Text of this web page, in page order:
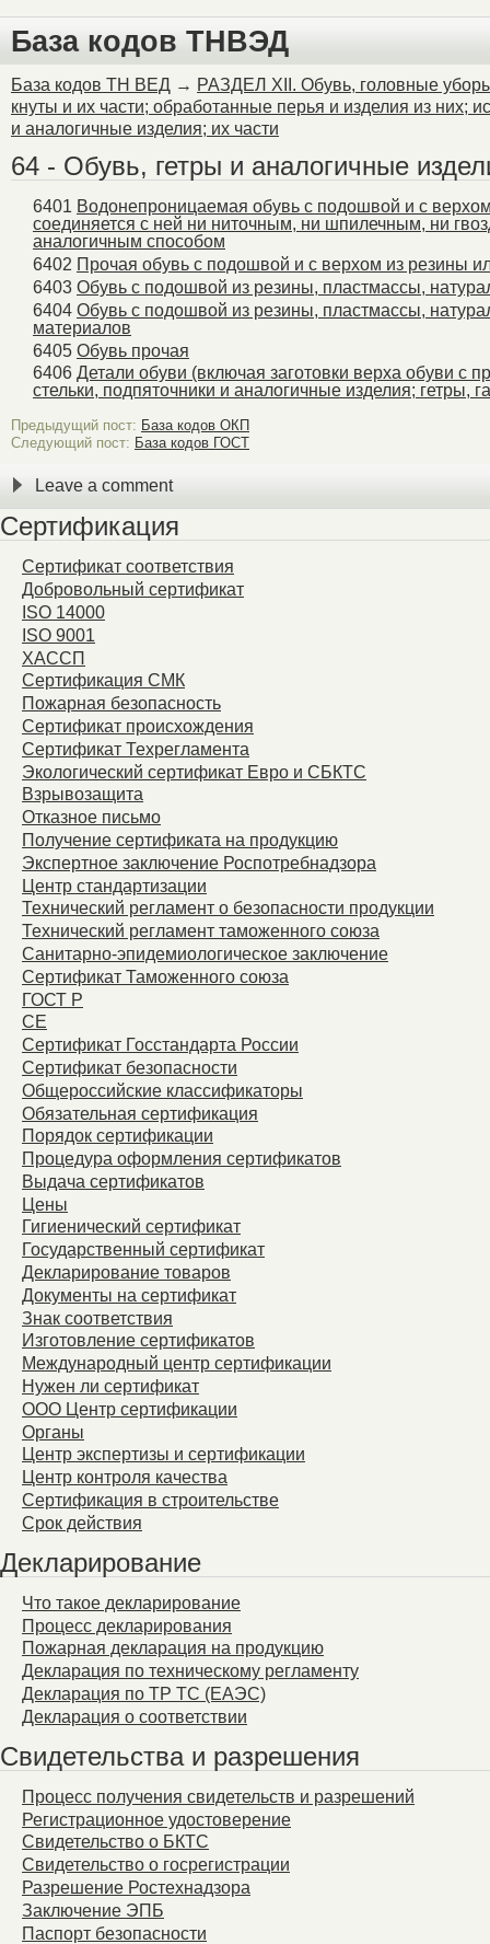
База кодов ТНВЭД
База кодов ТН ВЕД → РАЗДЕЛ ХII. Обувь, головные
кнуты и их части; обработанные перья и изделия из них;
и аналогичные изделия; их части
64 - Обувь, гетры и аналогичные
6401 Водонепроницаемая обувь с подошвой и с
соединяется с ней ни ниточным, ни шпилечным, ни
аналогичным способом
6402 Прочая обувь с подошвой и с верхом из резины
6403 Обувь с подошвой из резины, пластмассы,
6404 Обувь с подошвой из резины, пластмассы,
материалов
6405 Обувь прочая
6406 Детали обуви (включая заготовки верха обуви с
стельки, подпяточники и аналогичные изделия; гетры,
Предыдущий пост: База кодов ОКП
Следующий пост: База кодов ГОСТ
Leave a comment
Сертификация
Сертификат соответствия
Добровольный сертификат
ISO 14000
ISO 9001
ХАССП
Сертификация СМК
Пожарная безопасность
Сертификат происхождения
Сертификат Техрегламента
Экологический сертификат Евро и СБКТС
Взрывозащита
Отказное письмо
Получение сертификата на продукцию
Экспертное заключение Роспотребнадзора
Центр стандартизации
Технический регламент о безопасности продукции
Технический регламент таможенного союза
Санитарно-эпидемиологическое заключение
Сертификат Таможенного союза
ГОСТ Р
СЕ
Сертификат Госстандарта России
Сертификат безопасности
Общероссийские классификаторы
Обязательная сертификация
Порядок сертификации
Процедура оформления сертификатов
Выдача сертификатов
Цены
Гигиенический сертификат
Государственный сертификат
Декларирование товаров
Документы на сертификат
Знак соответствия
Изготовление сертификатов
Международный центр сертификации
Нужен ли сертификат
ООО Центр сертификации
Органы
Центр экспертизы и сертификации
Центр контроля качества
Сертификация в строительстве
Срок действия
Декларирование
Что такое декларирование
Процесс декларирования
Пожарная декларация на продукцию
Декларация по техническому регламенту
Декларация по ТР ТС (ЕАЭС)
Декларация о соответствии
Свидетельства и разрешения
Процесс получения свидетельств и разрешений
Регистрационное удостоверение
Свидетельство о БКТС
Свидетельство о госрегистрации
Разрешение Ростехнадзора
Заключение ЭПБ
Паспорт безопасности
Warning: Unknown:
Please verify that the
session.save_path is
Unknownon line0